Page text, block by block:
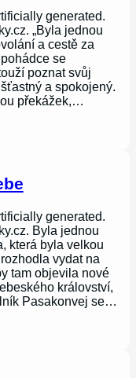
generated.
„Byla jednou
a cestě za
se
poznat svůj
a spokojený.
překážek,…
generated.
Byla jednou
která byla velkou
vydat na
tam objevila nové
království,
Pasakonvej se…